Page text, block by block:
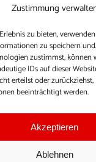
Zustimmung
zu bieten,
zu speichern
zustimmst, können
IDs auf dieser
erteilst oder
beeinträchtigt werden.
Akzeptieren
Ablehnen
youpod.de!
Menschen wie dir.
teile deine
Beiträge auf
Funktionen nutzen zu
Beiträge hochzuladen
Einloggen